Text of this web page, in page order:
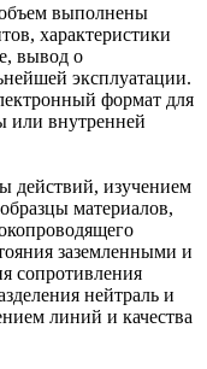
объем выполнены
характеристики
вывод о
эксплуатации.
формат для
или внутренней
действий, изучением
материалов,
заземленными и
сопротивления
нейтраль и
линий и качества